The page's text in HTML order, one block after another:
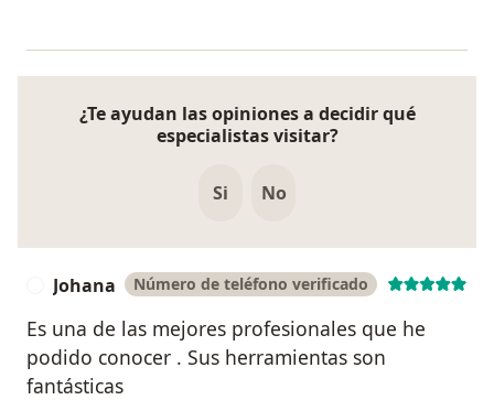
¿Te ayudan las opiniones a decidir qué
especialistas visitar?
Si No
Johana Número de teléfono verificado
Es una de las mejores profesionales que he
podido conocer . Sus herramientas son
fantásticas